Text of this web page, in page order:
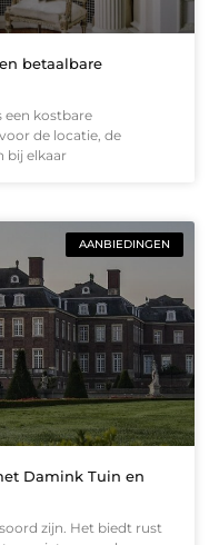
betaalbare
een kostbare
de locatie, de
bij elkaar
AANBIEDINGEN
Damink Tuin en
zijn. Het biedt rust